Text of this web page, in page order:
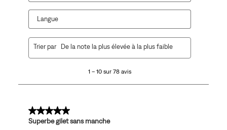
Langue
78
1 – 10 sur 78 avis
Trier par De la note la plus élevée à la plus faible
5 sur 5 étoiles.
Superbe gilet sans manche